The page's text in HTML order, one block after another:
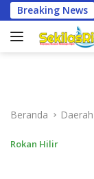
Langsung
ke
konten
Breaking News
3 Pasang
Beranda Daerah
Rokan Hilir